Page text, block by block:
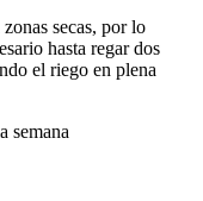
secas, por lo
hasta regar dos
el riego en plena
semana